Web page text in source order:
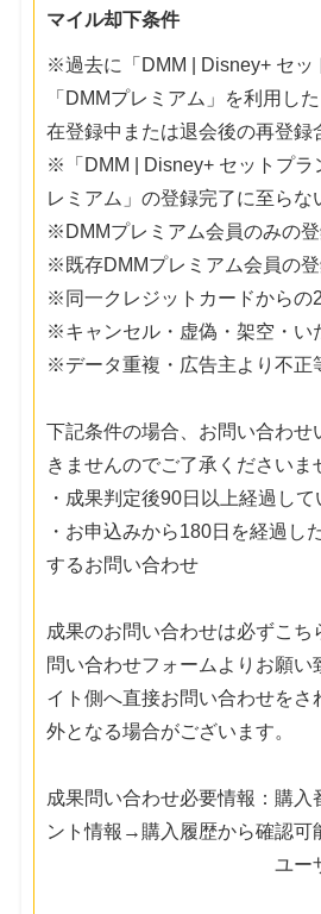
マイル却下条件
※過去に「DMM | Disney+ セッ
「DMMプレミアム」を利用し
在登録中または退会後の再登録
※「DMM | Disney+ セットプラ
レミアム」の登録完了に至らな
※DMMプレミアム会員のみの
※既存DMMプレミアム会員の
※同一クレジットカードからの
※キャンセル・虚偽・架空・い
※データ重複・広告主より不正
下記条件の場合、お問い合わせ
きませんのでご了承くださいま
・成果判定後90日以上経過し
・お申込みから180日を経過し
するお問い合わせ
成果のお問い合わせは必ずこち
問い合わせフォームよりお願い
イト側へ直接お問い合わせをさ
外となる場合がございます。
成果問い合わせ必要情報：購入
ント情報→購入履歴から確認可
ユーザー会